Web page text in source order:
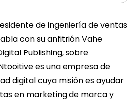
de ingeniería de ventas
con su anfitrión Vahe
Publishing, sobre
es una empresa de
digital cuya misión es ayudar
en marketing de marca y